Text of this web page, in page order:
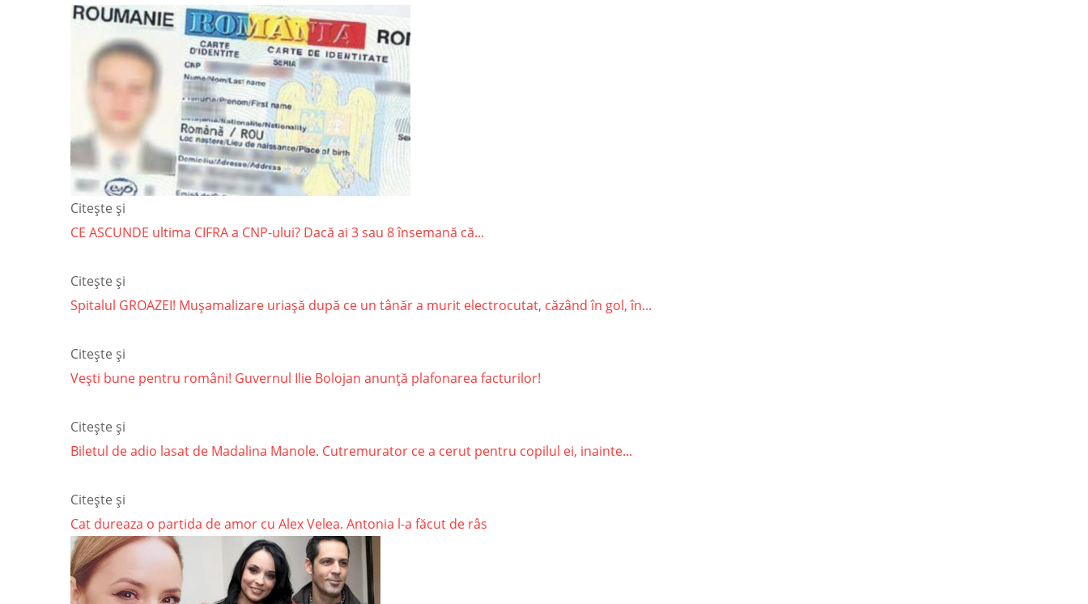
Citește și
CE ASCUNDE ultima CIFRA a CNP-ului? Dacă ai 3 sau 8 însemană că...
Citește și
Spitalul GROAZEI! Mușamalizare uriașă după ce un tânăr a murit electrocutat, căzând în gol, în...
Citește și
Vești bune pentru români! Guvernul Ilie Bolojan anunță plafonarea facturilor!
Citește și
Biletul de adio lasat de Madalina Manole. Cutremurator ce a cerut pentru copilul ei, inainte...
Citește și
Cat dureaza o partida de amor cu Alex Velea. Antonia l-a făcut de râs